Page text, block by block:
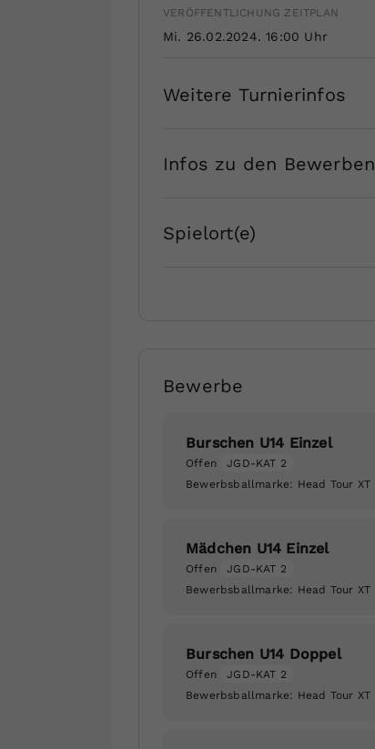
VERÖFFENTLICHUNG ZEITPLAN
Mi. 26.02.2024. 16:00 Uhr
Weitere Turnierinfos
Infos zu den Bewerben
Spielort(e)
Bewerbe
Burschen U14 Einzel
Offen JGD-KAT 2
Bewerbsballmarke: Head Tour XT
Mädchen U14 Einzel
Offen JGD-KAT 2
Bewerbsballmarke: Head Tour XT
Burschen U14 Doppel
Offen JGD-KAT 2
Bewerbsballmarke: Head Tour XT